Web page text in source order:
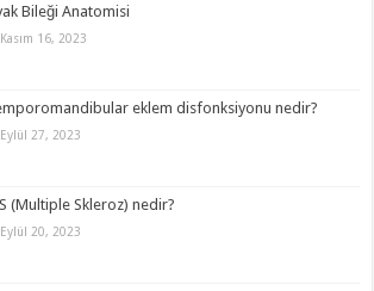
Bileği Anatomisi
Kasım 16, 2023
eklem disfonksiyonu nedir?
Eylül 27, 2023
(Multiple Skleroz) nedir?
Eylül 20, 2023